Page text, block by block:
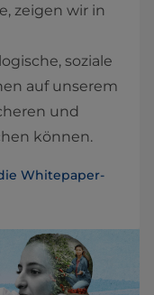
zeigen wir in
soziale
auf unserem
und
können.
Whitepaper-